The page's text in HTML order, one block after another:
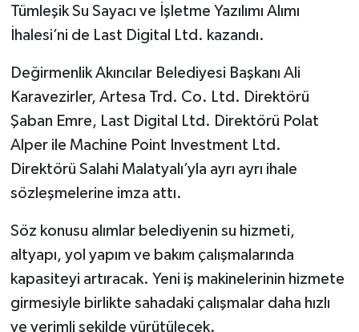
Tümleşik Su Sayacı ve İşletme Yazılımı Alımı
İhalesi’ni de Last Digital Ltd. kazandı.
Değirmenlik Akıncılar Belediyesi Başkanı Ali
Karavezirler, Artesa Trd. Co. Ltd. Direktörü
Şaban Emre, Last Digital Ltd. Direktörü Polat
Alper ile Machine Point Investment Ltd.
Direktörü Salahi Malatyalı’yla ayrı ayrı ihale
sözleşmelerine imza attı.
Söz konusu alımlar belediyenin su hizmeti,
altyapı, yol yapım ve bakım çalışmalarında
kapasiteyi artıracak. Yeni iş makinelerinin hizmete
girmesiyle birlikte sahadaki çalışmalar daha hızlı
ve verimli şekilde yürütülecek.